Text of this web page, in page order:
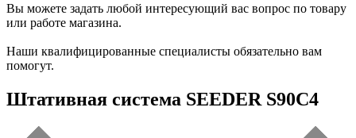
Вы можете задать любой интересующий вас вопрос по товару
или работе магазина.
Наши квалифицированные специалисты обязательно вам
помогут.
Штативная система SEEDER S90C4